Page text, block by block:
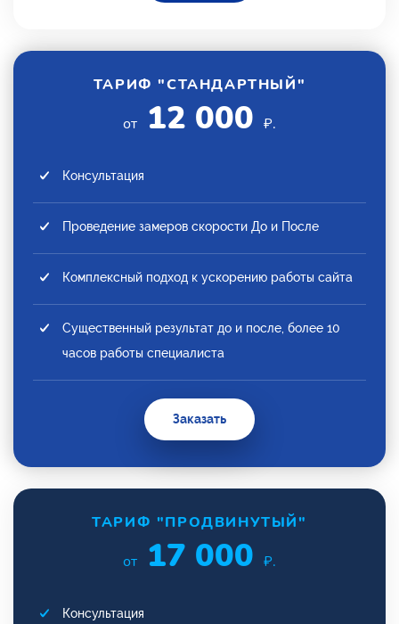
ТАРИФ "СТАНДАРТНЫЙ"
от 12 000 ₽.
Консультация
Проведение замеров скорости До и После
Комплексный подход к ускорению работы сайта
Существенный результат до и после, более 10
часов работы специалиста
Заказать
ТАРИФ "ПРОДВИНУТЫЙ"
от 17 000 ₽.
Консультация